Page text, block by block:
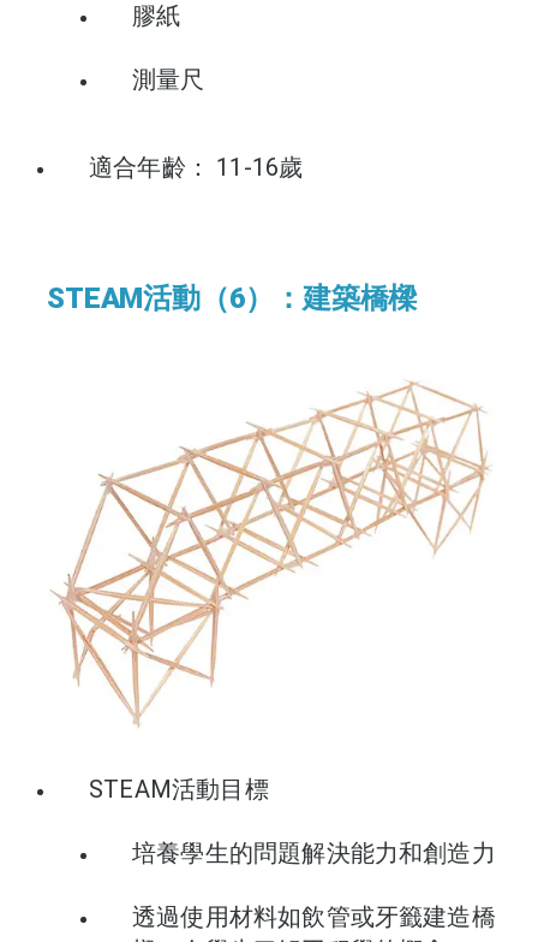
膠紙
測量尺
適合年齡： 11-16歲
STEAM活動（6）：建築橋樑
STEAM活動目標
培養學生的問題解決能力和創造力
透過使用材料如飲管或牙籤建造橋